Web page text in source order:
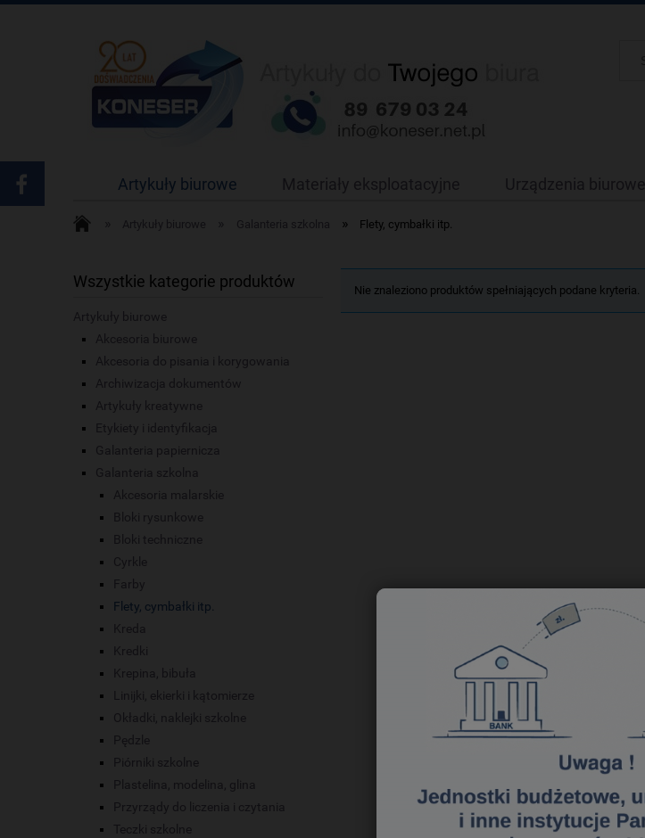
Artykuły biurowe Materiały eksploatacyjne Urządzenia biurowe
Artykuły biurowe Galanteria szkolna » Flety, cymbałki itp.
Wszystkie kategorie produktów
Artykuły biurowe
Akcesoria biurowe
Akcesoria do pisania i korygowania
Archiwizacja dokumentów
Artykuły kreatywne
Etykiety i identyfikacja
Galanteria papiernicza
Galanteria szkolna
Akcesoria malarskie
Bloki rysunkowe
Bloki techniczne
Cyrkle
Farby
Flety, cymbałki itp.
Kreda
Kredki
Krepina, bibuła
Linijki, ekierki i kątomierze
Okładki, naklejki szkolne
Pędzle
Piórniki szkolne
Plastelina, modelina, glina
Przyrządy do liczenia i czytania
Teczki szkolne
Nie znaleziono produktów spełniających podane kryteria.